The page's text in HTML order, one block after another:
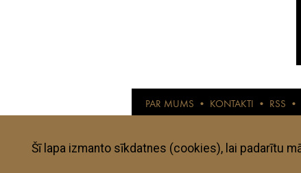
PAR MUMS • KONTAKTI • RSS •
Anothertravelguide.lv ir interneta
pārbaudītas un izvērtētas. Visi autoru